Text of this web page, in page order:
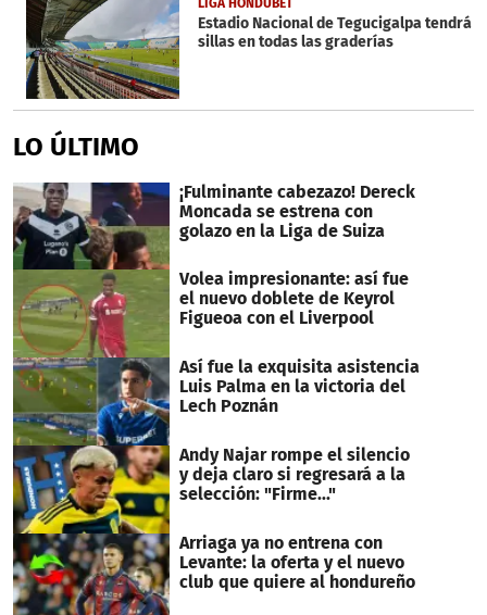
LIGA HONDUBET
Estadio Nacional de Tegucigalpa tendrá
sillas en todas las graderías
LO ÚLTIMO
¡Fulminante cabezazo! Dereck
Moncada se estrena con
golazo en la Liga de Suiza
Volea impresionante: así fue
el nuevo doblete de Keyrol
Figueoa con el Liverpool
Así fue la exquisita asistencia
Luis Palma en la victoria del
Lech Poznán
Andy Najar rompe el silencio
y deja claro si regresará a la
selección: "Firme..."
Arriaga ya no entrena con
Levante: la oferta y el nuevo
club que quiere al hondureño